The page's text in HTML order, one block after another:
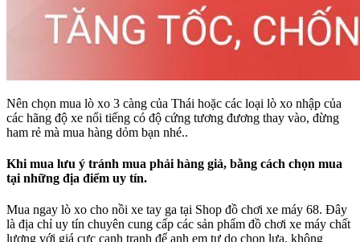
Nên chọn mua lò xo 3 càng của Thái hoặc các loại lò xo nhập của
các hãng độ xe nổi tiếng có độ cứng tương đương thay vào, đừng
ham rẻ mà mua hàng dỏm bạn nhé..
Khi mua lưu ý tránh mua phải hàng giả, bằng cách chọn mua
tại những địa điểm uy tín.
Mua ngay lò xo cho nồi xe tay ga tại Shop đồ chơi xe máy 68. Đây
là địa chỉ uy tín chuyên cung cấp các sản phẩm đồ chơi xe máy chất
lượng với giá cực cạnh tranh để anh em tự do chọn lựa. không